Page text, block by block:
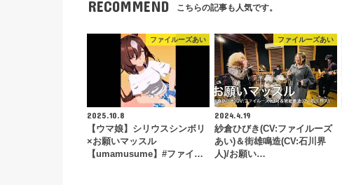
RECOMMEND こちらの記事も人気です。
ファイルーズあい
2025.10.8
【ウマ娘】シリウスシンボリ
×お願いマッスル
【umamusume】#ファイ…
ファイルーズあい
2024.4.19
紗倉ひびき(CV:ファイルーズ
あい)＆街雄鳴造(CV:石川界
人)/お願い…